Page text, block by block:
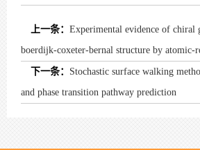
上一条： Experimental evidence of chiral
boerdijk-coxeter-bernal structure by atomic-
下一条： Stochastic surface walking
and phase transition pathway prediction